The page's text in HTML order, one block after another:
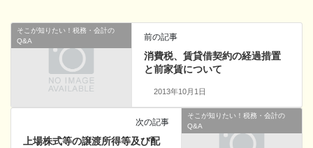
そこが知りたい！税務・会計の
Q&A
前の記事
消費税、賃貸借契約の経過措置
と前家賃について
2013年10月1日
そこが知りたい！税務・会計の
Q&A
次の記事
上場株式等の譲渡所得等及び配